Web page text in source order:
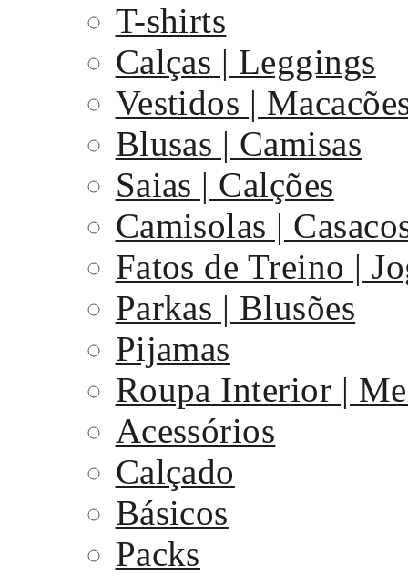
T-shirts
Calças | Leggings
Vestidos |
Blusas | Camisas
Saias | Calções
Camisolas |
Fatos de Treino |
Parkas | Blusões
Pijamas
Roupa Interior |
Acessórios
Calçado
Básicos
Packs